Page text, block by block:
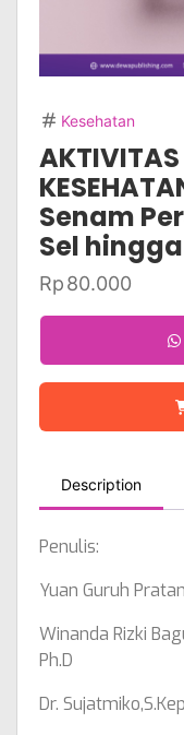
Kesehatan
AKTIVITAS
Senam
Sel
Rp80.000
Description
Penulis:
Yuan Guruh
Winanda Rizki
Ph.D
Dr.